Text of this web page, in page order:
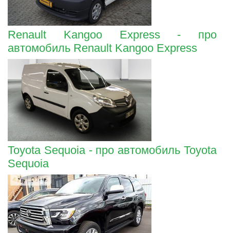
Renault Kangoo Express - про
автомобиль Renault Kangoo Express
Toyota Sequoia - про автомобиль Toyota
Sequoia